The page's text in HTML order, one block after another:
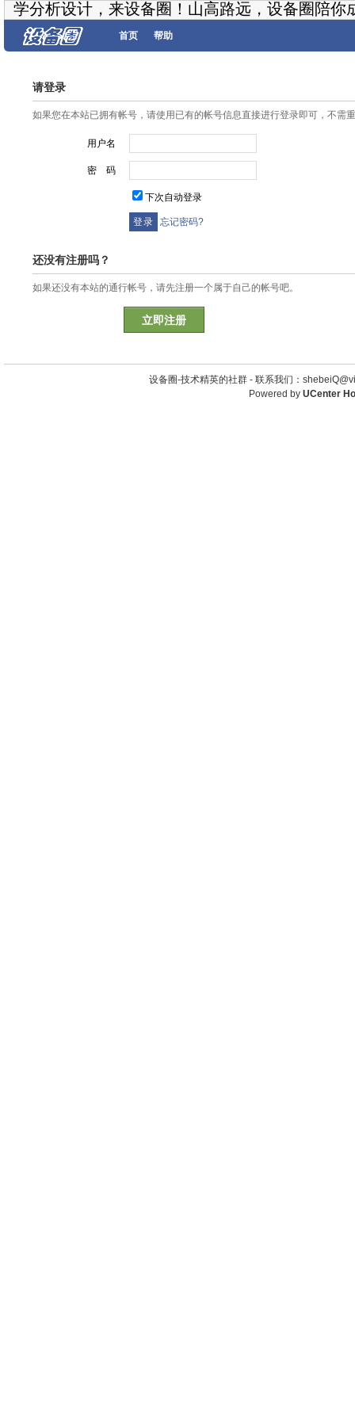
学分析设计，来设备圈！山高路远，设备圈陪你
首页 帮助
请登录
如果您在本站已拥有帐号，请使用已有的帐号信息直接进行登录即可，不需
用户名
密 码
下次自动登录
忘记密码?
还没有注册吗？
如果还没有本站的通行帐号，请先注册一个属于自己的帐号吧。
立即注册
设备圈-技术精英的社群 - 联系我们：
Powered by UCenter